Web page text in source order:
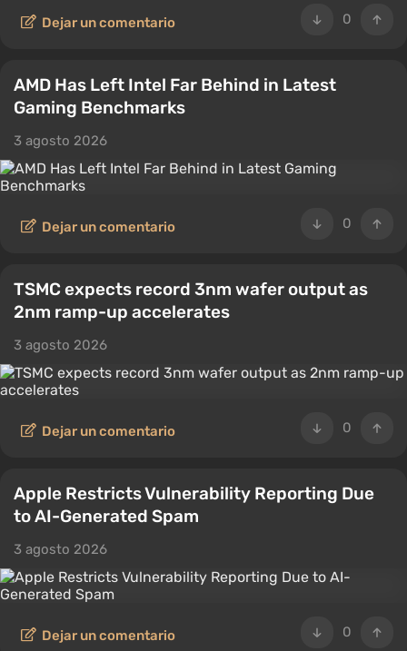
0
Dejar un comentario
AMD Has Left Intel Far Behind in Latest
Gaming Benchmarks
3 agosto 2026
0
Dejar un comentario
TSMC expects record 3nm wafer output as
2nm ramp-up accelerates
3 agosto 2026
0
Dejar un comentario
Apple Restricts Vulnerability Reporting Due
to AI-Generated Spam
3 agosto 2026
0
Dejar un comentario